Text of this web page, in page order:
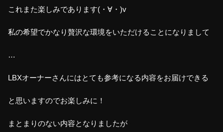
これまた楽しみであります(・∀・)v
私の希望でかなり贅沢な環境をいただけることになりまして
…
LBXオーナーさんにはとても参考になる内容をお届けできる
と思いますのでお楽しみに！
まとまりのない内容となりましたが